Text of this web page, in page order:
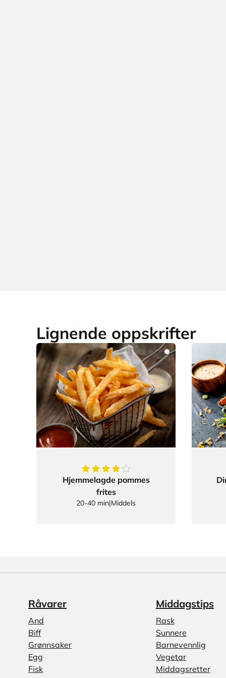
Lignende oppskrifter
4av5stjerner
Hjemmelagde pommes
frites
20-40 min|Middels
Råvarer
And
Biff
Grønnsaker
Egg
Fisk
Middagstips
Rask
Sunnere
Barnevennlig
Vegetar
Middagsretter